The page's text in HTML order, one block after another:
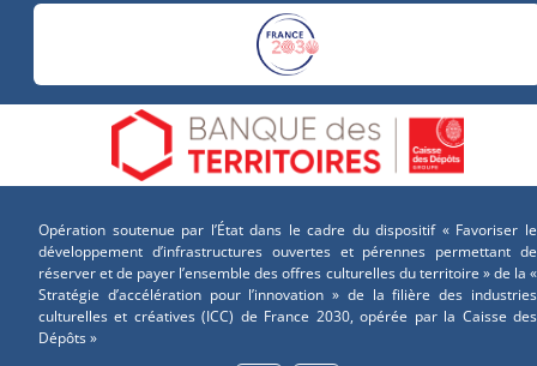
Opération soutenue par l’État dans le cadre du dispositif « Favoriser le
développement d’infrastructures ouvertes et pérennes permettant de
réserver et de payer l’ensemble des offres culturelles du territoire » de la «
Stratégie d’accélération pour l’innovation » de la filière des industries
culturelles et créatives (ICC) de France 2030, opérée par la Caisse des
Dépôts »